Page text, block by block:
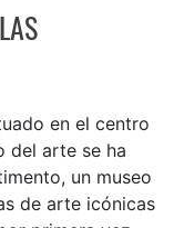
en el centro
del arte se ha
un museo
de arte icónicas